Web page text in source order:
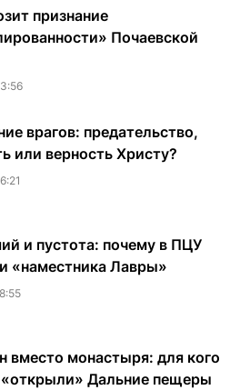
признание
Почаевской
врагов: предательство,
или верность Христу?
и пустота: почему в ПЦУ
«наместника Лавры»
вместо монастыря: для кого
«открыли» Дальние пещеры